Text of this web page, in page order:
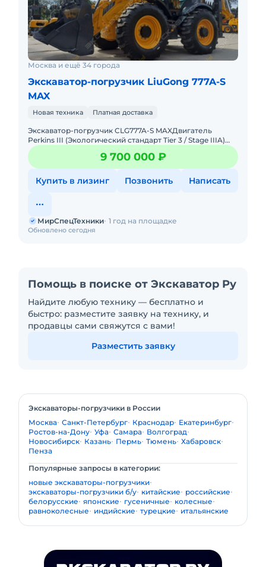
Москва и ещё 34 города
Экскаватор-погрузчик LiuGong 777A-S
MAX
Новая техника Платная доставка
Экскаватор-погрузчик CLG777A-S MAXДвигатель
Perkins III (Экологический стандарт Tier 3 / Stage IIIA)
Модель 1104D - 44TAТрансмиссия CARRARO Power
ShiftПолный пр
9 700 000 ₽
Купить в лизинг Позвонить Написать
Обновлено сегодня
МирСпецТехники 1 год на площадке
Помощь в поиске от Экскаватор Ру
Найдите любую технику — бесплатно и
быстро: разместите заявку на технику, и
продавцы сами свяжутся с вами!
Разместить заявку
Экскаваторы-погрузчики в России
Москва Санкт-Петербург Краснодар Екатеринбург
Ростов-на-Дону Уфа Самара Волгоград
Новосибирск Казань Пермь Тюмень Хабаровск
Пенза
Популярные запросы в категории:
новые экскаваторы-погрузчики
экскаваторы-погрузчики б/у китайские
российские
белорусские японские гусеничные
колесные
равноколесные
индийские турецкие итальянские